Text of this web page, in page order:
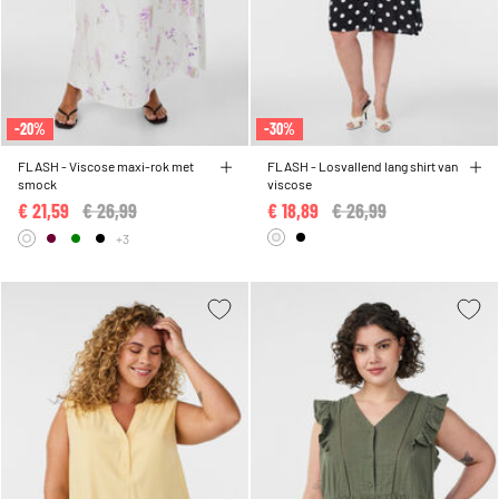
-20%
FLASH - Viscose maxi-rok met
smock
Price reduced from
€ 26,99
€ 21,59
+3
-30%
FLASH - Losvallend lang shirt van
viscose
Price reduced from
€ 26,99
€ 18,89